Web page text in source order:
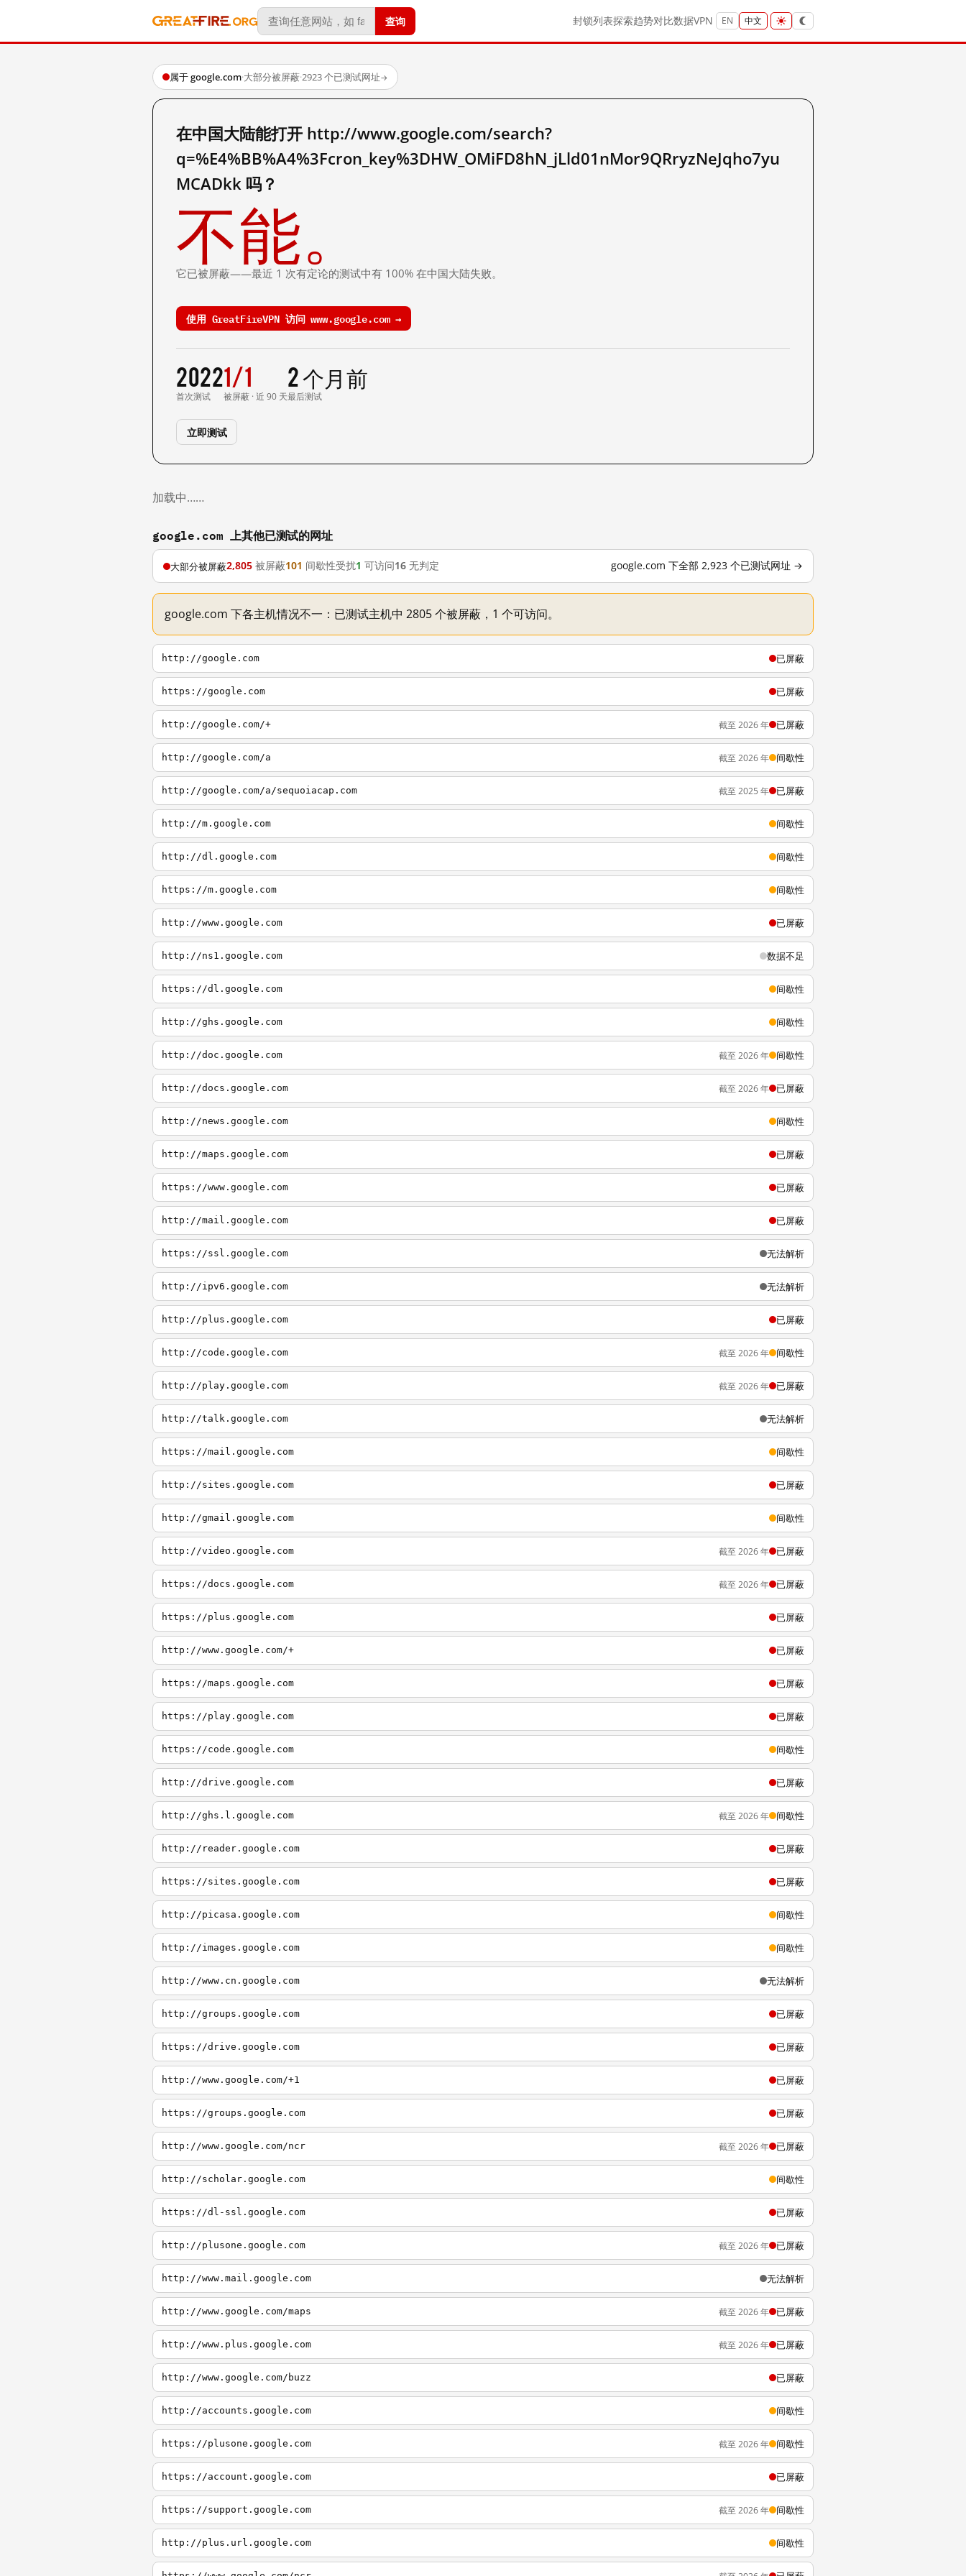
查询 封锁列表探索趋势对比数据VPN EN 中文
属于 google.com·大部分被屏蔽·2923 个已测试网址→
在中国大陆能打开 http://www.google.com/search?
q=%E4%BB%A4%3Fcron_key%3DHW_OMiFD8hN_jLld01nMor9QRryzNeJqho7yu
MCADkk 吗？
不能。
它已被屏蔽——最近 1 次有定论的测试中有 100% 在中国大陆失败。
使用 GreatFireVPN 访问 www.google.com →
2022
首次测试
1/1
被屏蔽 · 近 90 天
2 个月前
最后测试
立即测试
加载中……
google.com 上其他已测试的网址
大部分被屏蔽2,805 被屏蔽101 间歇性受扰1 可访问16 无判定 google.com 下全部 2,923 个已测试网址 →
google.com 下各主机情况不一：已测试主机中 2805 个被屏蔽，1 个可访问。
http://google.com 已屏蔽
https://google.com 已屏蔽
http://google.com/+ 截至 2026 年 已屏蔽
http://google.com/a 截至 2026 年 间歇性
http://google.com/a/sequoiacap.com 截至 2025 年 已屏蔽
http://m.google.com 间歇性
http://dl.google.com 间歇性
https://m.google.com 间歇性
http://www.google.com 已屏蔽
http://ns1.google.com 数据不足
https://dl.google.com 间歇性
http://ghs.google.com 间歇性
http://doc.google.com 截至 2026 年 间歇性
http://docs.google.com 截至 2026 年 已屏蔽
http://news.google.com 间歇性
http://maps.google.com 已屏蔽
https://www.google.com 已屏蔽
http://mail.google.com 已屏蔽
https://ssl.google.com 无法解析
http://ipv6.google.com 无法解析
http://plus.google.com 已屏蔽
http://code.google.com 截至 2026 年 间歇性
http://play.google.com 截至 2026 年 已屏蔽
http://talk.google.com 无法解析
https://mail.google.com 间歇性
http://sites.google.com 已屏蔽
http://gmail.google.com 间歇性
http://video.google.com 截至 2026 年 已屏蔽
https://docs.google.com 截至 2026 年 已屏蔽
https://plus.google.com 已屏蔽
http://www.google.com/+ 已屏蔽
https://maps.google.com 已屏蔽
https://play.google.com 已屏蔽
https://code.google.com 间歇性
http://drive.google.com 已屏蔽
http://ghs.l.google.com 截至 2026 年 间歇性
http://reader.google.com 已屏蔽
https://sites.google.com 已屏蔽
http://picasa.google.com 间歇性
http://images.google.com 间歇性
http://www.cn.google.com 无法解析
http://groups.google.com 已屏蔽
https://drive.google.com 已屏蔽
http://www.google.com/+1 已屏蔽
https://groups.google.com 已屏蔽
http://www.google.com/ncr 截至 2026 年 已屏蔽
http://scholar.google.com 间歇性
https://dl-ssl.google.com 已屏蔽
http://plusone.google.com 截至 2026 年 已屏蔽
http://www.mail.google.com 无法解析
http://www.google.com/maps 截至 2026 年 已屏蔽
http://www.plus.google.com 截至 2026 年 已屏蔽
http://www.google.com/buzz 已屏蔽
http://accounts.google.com 间歇性
https://plusone.google.com 截至 2026 年 间歇性
https://account.google.com 已屏蔽
https://support.google.com 截至 2026 年 间歇性
http://plus.url.google.com 间歇性